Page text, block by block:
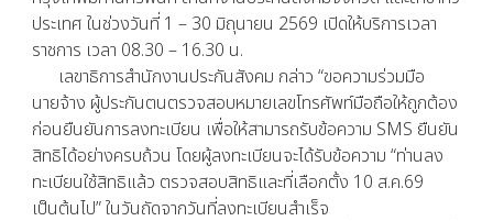
ประเทศ ในช่วงวันที่ 1 – 30 มิถุนายน 2569 เปิดให้บริการเวลา
ราชการ เวลา 08.30 – 16.30 น.
เลขาธิการสำนักงานประกันสังคม กล่าว “ขอความร่วมมือ
นายจ้าง ผู้ประกันตนตรวจสอบหมายเลขโทรศัพท์มือถือให้ถูกต้อง
ก่อนยืนยันการลงทะเบียน เพื่อให้สามารถรับข้อความ SMS ยืนยัน
สิทธิได้อย่างครบถ้วน โดยผู้ลงทะเบียนจะได้รับข้อความ “ท่านลง
ทะเบียนใช้สิทธิแล้ว ตรวจสอบสิทธิและที่เลือกตั้ง 10 ส.ค.69
เป็นต้นไป” ในวันถัดจากวันที่ลงทะเบียนสำเร็จ